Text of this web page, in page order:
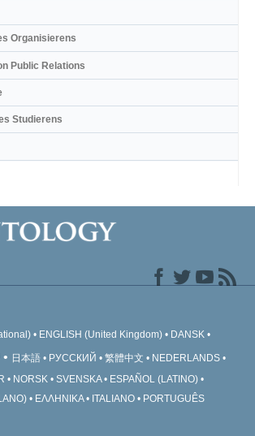
Organisierens
Public Relations
Studierens
ENGLISH (United Kingdom) DANSK
日本語 РУССКИЙ 繁體中文
NEDERLANDS
NORSK SVENSKA
ESPAÑOL (LATINO)
ΕΛΛΗΝΙΚA ITALIANO PORTUGUÊS